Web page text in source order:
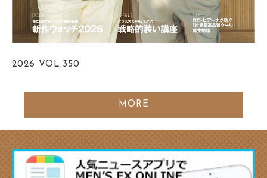
2026 VOL.350
MORE